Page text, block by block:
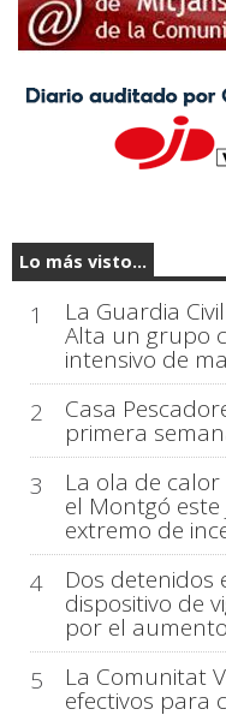
Lo más visto...
1 La Guardia
Alta un grupo
intensivo de
2
Casa
primera
3
La ola de
el Montgó este
extremo de
4
Dos detenidos
dispositivo de
por el
5
La Comunitat
efectivos para